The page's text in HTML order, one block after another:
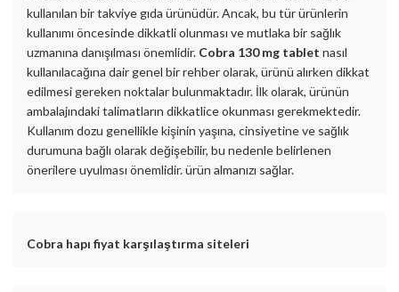
kullanılan bir takviye gıda ürünüdür. Ancak, bu tür ürünlerin
kullanımı öncesinde dikkatli olunması ve mutlaka bir sağlık
uzmanına danışılması önemlidir. Cobra 130 mg tablet nasıl
kullanılacağına dair genel bir rehber olarak, ürünü alırken dikkat
edilmesi gereken noktalar bulunmaktadır. İlk olarak, ürünün
ambalajındaki talimatların dikkatlice okunması gerekmektedir.
Kullanım dozu genellikle kişinin yaşına, cinsiyetine ve sağlık
durumuna bağlı olarak değişebilir, bu nedenle belirlenen
önerilere uyulması önemlidir. ürün almanızı sağlar.
Cobra hapı fiyat karşılaştırma siteleri